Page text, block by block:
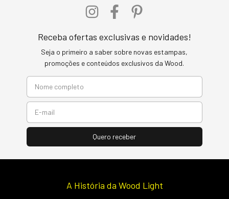
Receba ofertas exclusivas e novidades!
Seja o primeiro a saber sobre novas estampas,
promoções e conteúdos exclusivos da Wood.
A História da Wood Light